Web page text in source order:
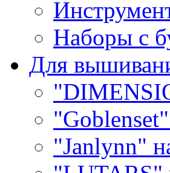
Наборы с
Для
"Janlynn"